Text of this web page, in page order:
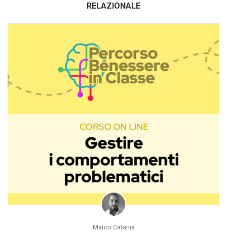
RELAZIONALE
Marco Catania